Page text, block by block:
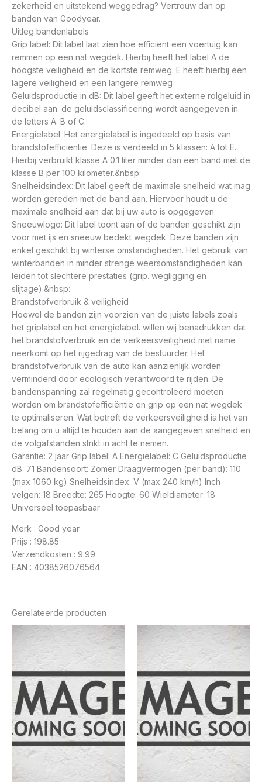
zekerheid en uitstekend weggedrag? Vertrouw dan op
banden van Goodyear.
Uitleg bandenlabels
Grip label: Dit label laat zien hoe efficiënt een voertuig kan
remmen op een nat wegdek. Hierbij heeft het label A de
hoogste veiligheid en de kortste remweg. E heeft hierbij een
lagere veiligheid en een langere remweg
Geluidsproductie in dB: Dit label geeft het externe rolgeluid in
decibel aan. de geluidsclassificering wordt aangegeven in
de letters A. B of C.
Energielabel: Het energielabel is ingedeeld op basis van
brandstofefficiëntie. Deze is verdeeld in 5 klassen: A tot E.
Hierbij verbruikt klasse A 0.1 liter minder dan een band met de
klasse B per 100 kilometer.&nbsp:
Snelheidsindex: Dit label geeft de maximale snelheid wat mag
worden gereden met de band aan. Hiervoor houdt u de
maximale snelheid aan dat bij uw auto is opgegeven.
Sneeuwlogo: Dit label toont aan of de banden geschikt zijn
voor met ijs en sneeuw bedekt wegdek. Deze banden zijn
enkel geschikt bij winterse omstandigheden. Het gebruik van
winterbanden in minder strenge weersomstandigheden kan
leiden tot slechtere prestaties (grip. wegligging en
slijtage).&nbsp:
Brandstofverbruik & veiligheid
Hoewel de banden zijn voorzien van de juiste labels zoals
het griplabel en het energielabel. willen wij benadrukken dat
het brandstofverbruik en de verkeersveiligheid met name
neerkomt op het rijgedrag van de bestuurder. Het
brandstofverbruik van de auto kan aanzienlijk worden
verminderd door ecologisch verantwoord te rijden. De
bandenspanning zal regelmatig gecontroleerd moeten
worden om brandstofefficiëntie en grip op een nat wegdek
te optimaliseren. Wat betreft de verkeersveiligheid is het van
belang om u altijd te houden aan de aangegeven snelheid en
de volgafstanden strikt in acht te nemen.
Garantie: 2 jaar Grip label: A Energielabel: C Geluidsproductie
dB: 71 Bandensoort: Zomer Draagvermogen (per band): 110
(max 1060 kg) Snelheidsindex: V (max 240 km/h) Inch
velgen: 18 Breedte: 265 Hoogte: 60 Wieldiameter: 18
Universeel toepasbaar
Merk : Good year
Prijs : 198.85
Verzendkosten : 9.99
EAN : 4038526076564
Gerelateerde producten